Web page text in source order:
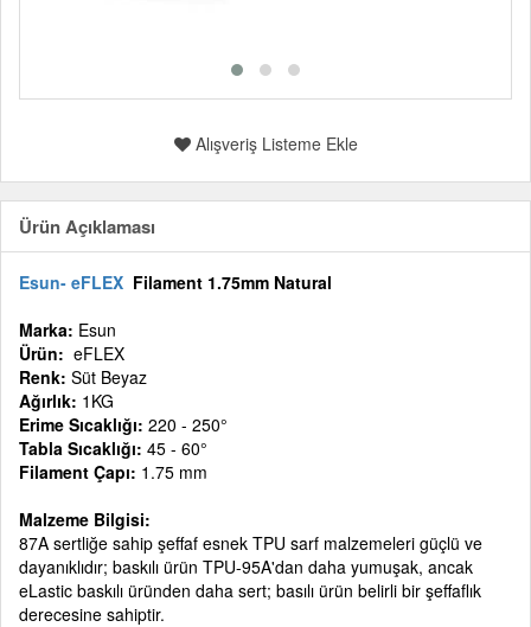
Alışveriş Listeme Ekle
Ürün Açıklaması
Esun- eFLEX Filament 1.75mm Natural
Marka: Esun
Ürün: eFLEX
Renk: Süt Beyaz
Ağırlık: 1KG
Erime Sıcaklığı: 220 - 250°
Tabla Sıcaklığı: 45 - 60°
Filament Çapı: 1.75 mm
Malzeme Bilgisi:
87A sertliğe sahip şeffaf esnek TPU sarf malzemeleri güçlü ve
dayanıklıdır; baskılı ürün TPU-95A'dan daha yumuşak, ancak
eLastic baskılı üründen daha sert; basılı ürün belirli bir şeffaflık
derecesine sahiptir.